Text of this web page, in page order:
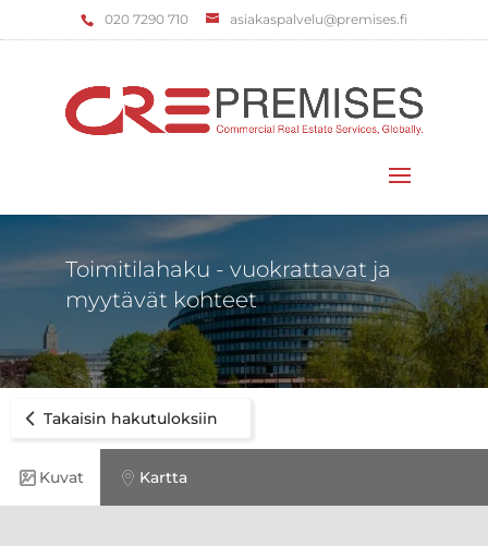
‌020 7290 710 asiakaspalvelu@premises.fi
Toimitilahaku - vuokrattavat ja
myytävät kohteet
Takaisin hakutuloksiin
Kuvat Kartta